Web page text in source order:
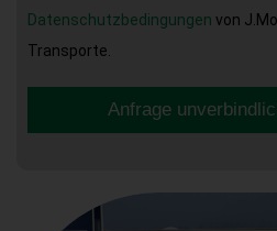
Datenschutzbedingungen von
Transporte.
Anfrage